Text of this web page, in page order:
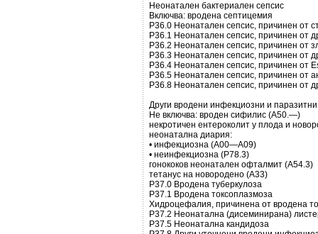
Неонатален бактериален сепсис
Включва: вродена септицемия
Р36.0 Неонатален сепсис, причинен от
Р36.1 Неонатален сепсис, причинен от
Р36.2 Неонатален сепсис, причинен от
Р36.3 Неонатален сепсис, причинен от
Р36.4 Неонатален сепсис, причинен от
Р36.5 Неонатален сепсис, причинен от
Р36.8 Неонатален сепсис, причинен от
Други вродени инфекциозни и
Не включва: вроден сифилис (A50.—)
некротичен ентероколит у плода и
неонатална диария:
• инфекциозна (A00—A09)
• неинфекциозна (P78.3)
гонококов неонатален офталмит (A54.3)
тетанус на новородено (A33)
Р37.0 Вродена туберкулоза
Р37.1 Вродена токсоплазмоза
Хидроцефалия, причинена от вродена
Р37.2 Неонатална (дисеминирана)
Р37.5 Неонатална кандидоза